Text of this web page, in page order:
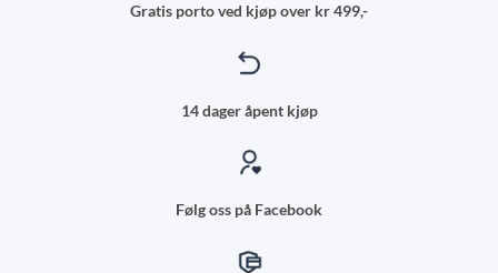
Gratis porto ved kjøp over kr 499,-
14 dager åpent kjøp
Følg oss på Facebook